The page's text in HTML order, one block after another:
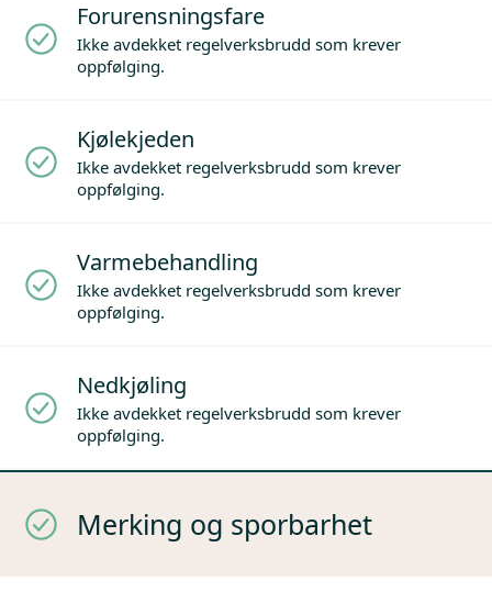
Forurensningsfare
Ikke avdekket regelverksbrudd som krever
oppfølging.
Kjølekjeden
Ikke avdekket regelverksbrudd som krever
oppfølging.
Varmebehandling
Ikke avdekket regelverksbrudd som krever
oppfølging.
Nedkjøling
Ikke avdekket regelverksbrudd som krever
oppfølging.
Merking og sporbarhet